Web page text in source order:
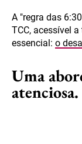
A "regra das
TCC, acessível
essencial: o
Uma
atenciosa.